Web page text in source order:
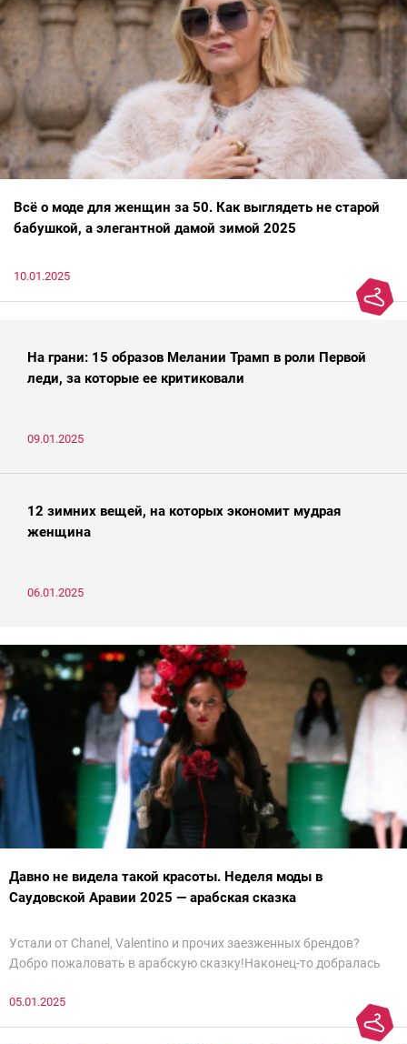
Всё о моде для женщин за 50. Как выглядеть не старой
бабушкой, а элегантной дамой зимой 2025
10.01.2025
На грани: 15 образов Мелании Трамп в роли Первой
леди, за которые ее критиковали
09.01.2025
12 зимних вещей, на которых экономит мудрая
женщина
06.01.2025
Давно не видела такой красоты. Неделя моды в
Саудовской Аравии 2025 — арабская сказка
Устали от Chanel, Valentino и прочих заезженных брендов?
Добро пожаловать в арабскую сказку!Наконец-то добралась
все и осталась под глубоким впечатлением. Национальный
05.01.2025